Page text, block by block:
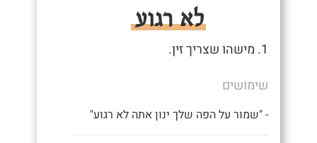
לא רגוע
1. מישהו שצריך זין.
שימושים
- "שמור על הפה שלך ינון אתה לא רגוע"